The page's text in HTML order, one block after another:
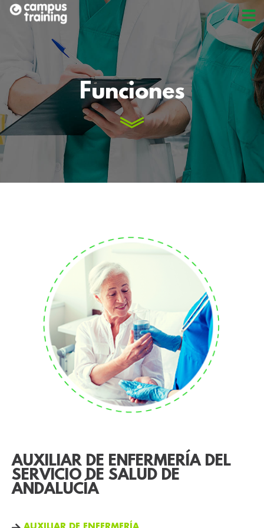
Funciones
AUXILIAR DE ENFERMERÍA DEL
SERVICIO DE SALUD DE
ANDALUCÍA